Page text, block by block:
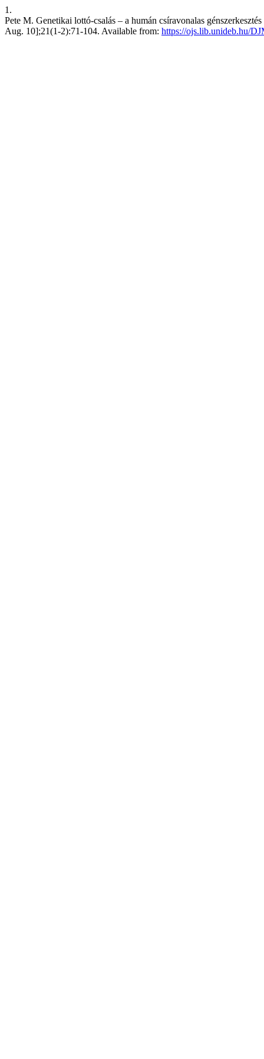
1.
Pete M. Genetikai lottó-csalás – a humán csíravonalas
Aug. 10];21(1-2):71-104. Available from: https://ojs.lib.unideb.hu/